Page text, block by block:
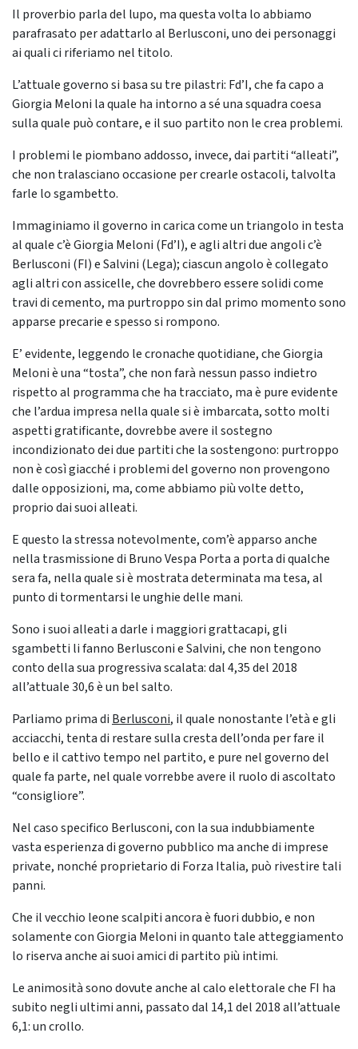
Il proverbio parla del lupo, ma questa volta lo abbiamo
parafrasato per adattarlo al Berlusconi, uno dei personaggi
ai quali ci riferiamo nel titolo.
L’attuale governo si basa su tre pilastri: Fd’I, che fa capo a
Giorgia Meloni la quale ha intorno a sé una squadra coesa
sulla quale può contare, e il suo partito non le crea problemi.
I problemi le piombano addosso, invece, dai partiti “alleati”,
che non tralasciano occasione per crearle ostacoli, talvolta
farle lo sgambetto.
Immaginiamo il governo in carica come un triangolo in testa
al quale c’è Giorgia Meloni (Fd’I), e agli altri due angoli c’è
Berlusconi (FI) e Salvini (Lega); ciascun angolo è collegato
agli altri con assicelle, che dovrebbero essere solidi come
travi di cemento, ma purtroppo sin dal primo momento sono
apparse precarie e spesso si rompono.
E’ evidente, leggendo le cronache quotidiane, che Giorgia
Meloni è una “tosta”, che non farà nessun passo indietro
rispetto al programma che ha tracciato, ma è pure evidente
che l’ardua impresa nella quale si è imbarcata, sotto molti
aspetti gratificante, dovrebbe avere il sostegno
incondizionato dei due partiti che la sostengono: purtroppo
non è così giacché i problemi del governo non provengono
dalle opposizioni, ma, come abbiamo più volte detto,
proprio dai suoi alleati.
E questo la stressa notevolmente, com’è apparso anche
nella trasmissione di Bruno Vespa Porta a porta di qualche
sera fa, nella quale si è mostrata determinata ma tesa, al
punto di tormentarsi le unghie delle mani.
Sono i suoi alleati a darle i maggiori grattacapi, gli
sgambetti li fanno Berlusconi e Salvini, che non tengono
conto della sua progressiva scalata: dal 4,35 del 2018
all’attuale 30,6 è un bel salto.
Parliamo prima di Berlusconi, il quale nonostante l’età e gli
acciacchi, tenta di restare sulla cresta dell’onda per fare il
bello e il cattivo tempo nel partito, e pure nel governo del
quale fa parte, nel quale vorrebbe avere il ruolo di ascoltato
“consigliore”.
Nel caso specifico Berlusconi, con la sua indubbiamente
vasta esperienza di governo pubblico ma anche di imprese
private, nonché proprietario di Forza Italia, può rivestire tali
panni.
Che il vecchio leone scalpiti ancora è fuori dubbio, e non
solamente con Giorgia Meloni in quanto tale atteggiamento
lo riserva anche ai suoi amici di partito più intimi.
Le animosità sono dovute anche al calo elettorale che FI ha
subito negli ultimi anni, passato dal 14,1 del 2018 all’attuale
6,1: un crollo.